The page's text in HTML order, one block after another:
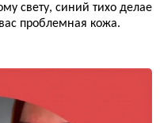
свету, синий тихо делае
проблемная кожа.